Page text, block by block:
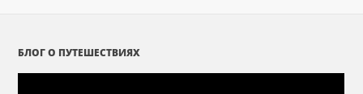
БЛОГ О ПУТЕШЕСТВИЯХ